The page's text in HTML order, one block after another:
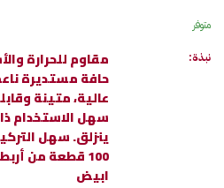
متوفر
نبذة:
مقاوم للحرارة
حافة مستديرة
عالية، متينة
سهل الاستخدام
ينزلق. سهل
100 قطعة من
ابيض